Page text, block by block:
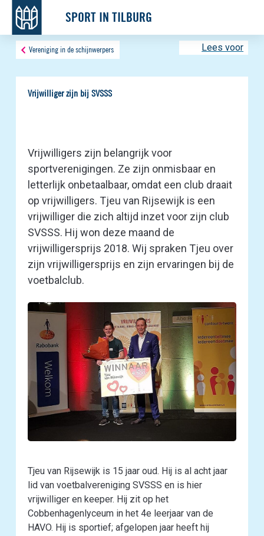
SPORT IN TILBURG
Vereniging in de schijnwerpers Lees voor
Vrijwilliger zijn bij SVSSS
Vrijwilligers zijn belangrijk voor
sportverenigingen. Ze zijn onmisbaar en
letterlijk onbetaalbaar, omdat een club draait
op vrijwilligers. Tjeu van Rijsewijk is een
vrijwilliger die zich altijd inzet voor zijn club
SVSSS. Hij won deze maand de
vrijwilligersprijs 2018. Wij spraken Tjeu over
zijn vrijwilligersprijs en zijn ervaringen bij de
voetbalclub.
Tjeu van Rijsewijk is 15 jaar oud. Hij is al acht jaar
lid van voetbalvereniging SVSSS en is hier
vrijwilliger en keeper. Hij zit op het
Cobbenhagenlyceum in het 4e leerjaar van de
HAVO. Hij is sportief; afgelopen jaar heeft hij